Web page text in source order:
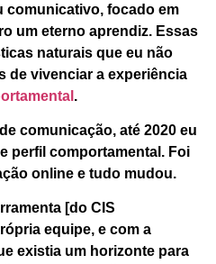
comunicativo, focado em
um eterno aprendiz. Essas
naturais que eu não
de vivenciar a experiência
.
comunicação, até 2020 eu
perfil comportamental. Foi
online e tudo mudou.
[do CIS
equipe, e com a
existia um horizonte para